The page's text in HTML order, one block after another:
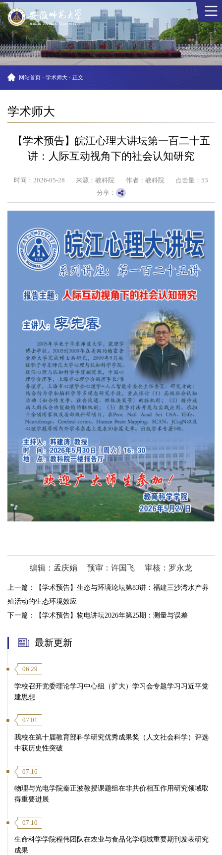
网站首页 · 学术师大 · 正文
学术师大
【学术预告】皖江心理大讲坛第一百二十五
讲：人际互动视角下的社会认知研究
时间：2026-05-28 来源：教科院 作者：教科院 点击量：53
分享：
编辑：孟庆娟 预审：许国飞 审核：罗永龙
上一篇：
【学术预告】生态与环境论坛第83讲：福建三沙湾水产养
殖活动的生态环境效应
下一篇：
【学术预告】物电讲坛2026年第25期：测量与误差
最新更新
06.29
学校召开党委理论学习中心组（扩大）学习会专题学习习近平党
建思想
07.01
我校在第十届教育部科学研究优秀成果奖（人文社会科学）评选
中获历史性突破
07.16
物理与光电学院秦正波教授课题组在非共价相互作用研究领域取
得重要进展
07.10
生命科学学院程伟团队在农业与食品化学领域重要期刊发表研究
成果